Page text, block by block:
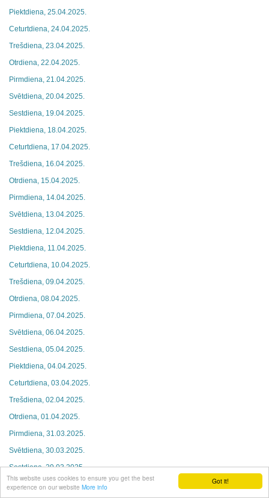
Got it!
This website uses cookies to ensure you get the best
experience on our website More info
Piektdiena, 25.04.2025.
Ceturtdiena, 24.04.2025.
Trešdiena, 23.04.2025.
Otrdiena, 22.04.2025.
Pirmdiena, 21.04.2025.
Svētdiena, 20.04.2025.
Sestdiena, 19.04.2025.
Piektdiena, 18.04.2025.
Ceturtdiena, 17.04.2025.
Trešdiena, 16.04.2025.
Otrdiena, 15.04.2025.
Pirmdiena, 14.04.2025.
Svētdiena, 13.04.2025.
Sestdiena, 12.04.2025.
Piektdiena, 11.04.2025.
Ceturtdiena, 10.04.2025.
Trešdiena, 09.04.2025.
Otrdiena, 08.04.2025.
Pirmdiena, 07.04.2025.
Svētdiena, 06.04.2025.
Sestdiena, 05.04.2025.
Piektdiena, 04.04.2025.
Ceturtdiena, 03.04.2025.
Trešdiena, 02.04.2025.
Otrdiena, 01.04.2025.
Pirmdiena, 31.03.2025.
Svētdiena, 30.03.2025.
Sestdiena, 29.03.2025.
Piektdiena, 28.03.2025.